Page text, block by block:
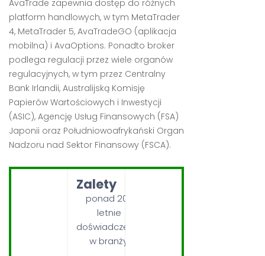
AvaTrade zapewnia dostęp do różnych
platform handlowych, w tym MetaTrader
4, MetaTrader 5, AvaTradeGO (aplikacja
mobilna) i AvaOptions. Ponadto broker
podlega regulacji przez wiele organów
regulacyjnych, w tym przez Centralny
Bank Irlandii, Australijską Komisję
Papierów Wartościowych i Inwestycji
(ASIC), Agencję Usług Finansowych (FSA)
Japonii oraz Południowoafrykański Organ
Nadzoru nad Sektor Finansowy (FSCA).
Zalety
ponad 20-
letnie
doświadczenie
w branży,